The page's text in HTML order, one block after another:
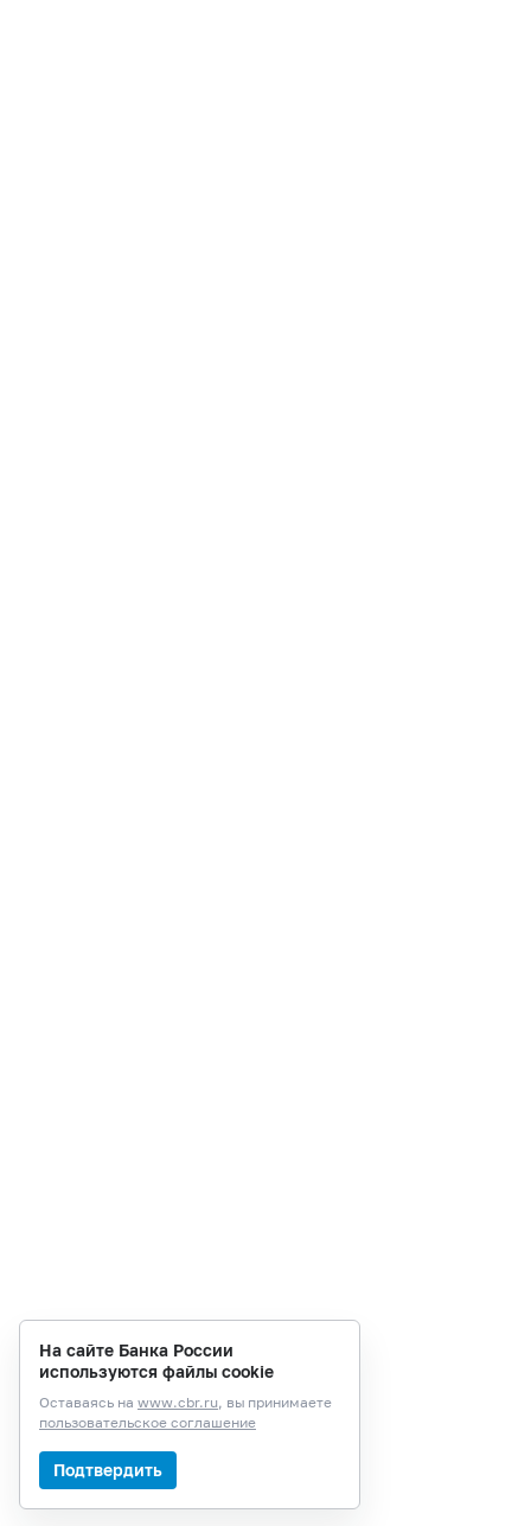
На сайте Банка России
используются файлы cookie
Оставаясь на www.cbr.ru, вы принимаете
пользовательское соглашение
Подтвердить